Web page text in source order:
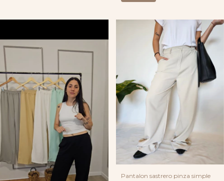
Pantalon sastrero pinza simple